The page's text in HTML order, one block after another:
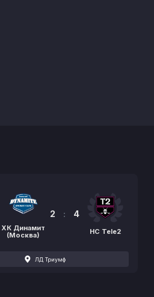
ХК Динамит
(Москва)
2 : 4
HC Tele2
ЛД Триумф